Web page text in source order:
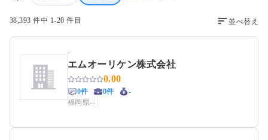
38,393 件中 1-20 件目 並べ替え
-
エムオーリケン株式会社
0.00
0件 0件
-
福岡県--